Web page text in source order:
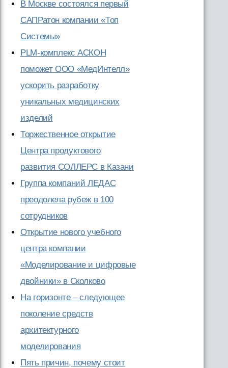
В Москве состоялся первый
САПРатон компании «Топ
Системы»
PLM-комплекс АСКОН
поможет ООО «МедИнтелл»
ускорить разработку
уникальных медицинских
изделий
Торжественное открытие
Центра продуктового
развития СОЛЛЕРС в Казани
Группа компаний ЛЕДАС
преодолела рубеж в 100
сотрудников
Открытие нового учебного
центра компании
«Моделирование и цифровые
двойники» в Сколково
На горизонте – следующее
поколение средств
архитектурного
моделирования
Пять причин, почему стоит